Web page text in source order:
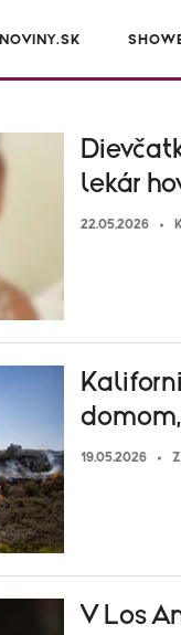
NOVINY.SK
lekár
22.05.2026
19.05.2026
V Los